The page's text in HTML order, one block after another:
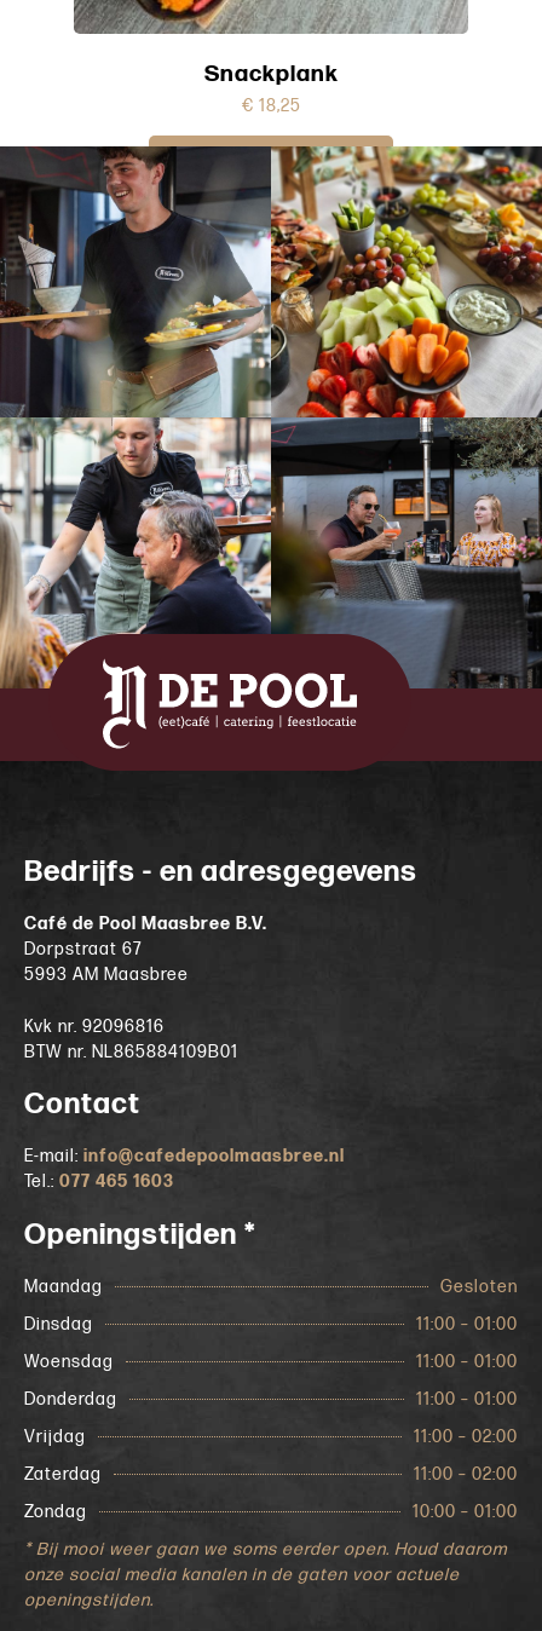
Snackplank
€ 18,25
IN WINKELWAGEN
Bedrijfs - en adresgegevens
Café de Pool Maasbree B.V.
Dorpstraat 67
5993 AM Maasbree
Kvk nr. 92096816
BTW nr. NL865884109B01
Contact
E-mail: info@cafedepoolmaasbree.nl
Tel.: 077 465 1603
Openingstijden *
Maandag
Gesloten
Dinsdag
11:00 – 01:00
Woensdag
11:00 – 01:00
Donderdag
11:00 – 01:00
Vrijdag
11:00 – 02:00
Zaterdag
11:00 – 02:00
Zondag
10:00 – 01:00
* Bij mooi weer gaan we soms eerder open. Houd daarom
onze social media kanalen in de gaten voor actuele
openingstijden.